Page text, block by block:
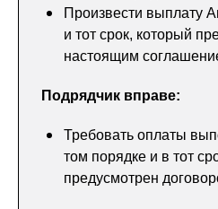
Произвести выплату
и тот срок, который
настоящим
Подрядчик вправе:
Требовать оплаты
том порядке и в тот
предусмотрен